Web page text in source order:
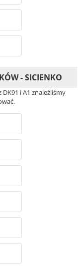
- SICIENKO
i A1 znaleźliśmy